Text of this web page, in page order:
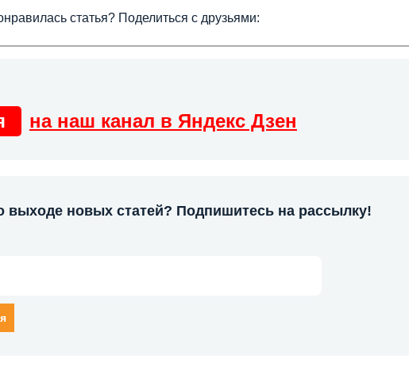
статья? Поделиться с друзьями:
на наш канал в Яндекс Дзен
выходе новых статей? Подпишитесь на рассылку!